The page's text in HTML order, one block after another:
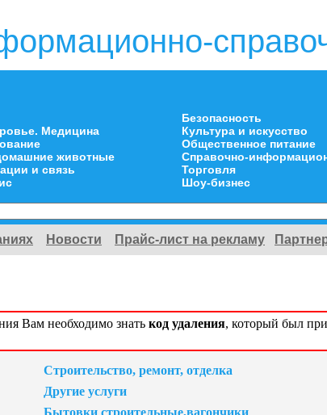
Медицина
животные
и связь
Безопасность
Культура и искусство
Общественное питание
Справочно-
Торговля
Шоу-бизнес
Новости Прайс-лист на рекламу
Вам необходимо знать код удаления, который был
Строительство, ремонт, отделка
Другие услуги
Бытовки строительные,вагончики